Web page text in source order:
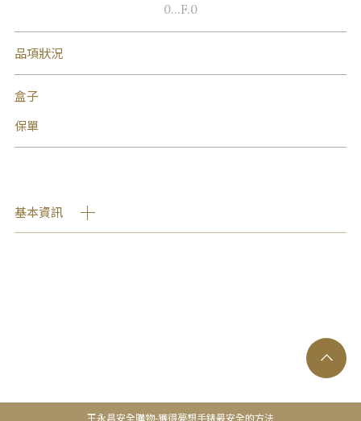
0...F.0
品項狀況
盒子
保單
基本資訊
王永昌安全購物-獲得夢想手錶最安全的方法